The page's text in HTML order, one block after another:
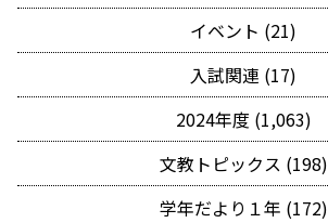
イベント (21)
入試関連 (17)
2024年度 (1,063)
文教トピックス (198)
学年だより１年 (172)